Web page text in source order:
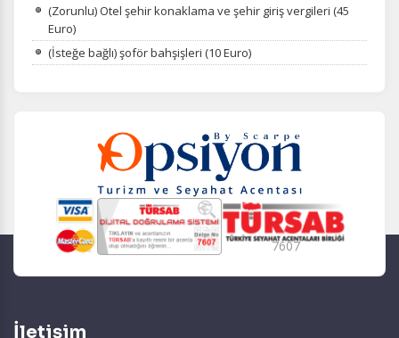
(Zorunlu) Otel şehir konaklama ve şehir giriş vergileri (45
Euro)
(İsteğe bağlı) şoför bahşişleri (10 Euro)
7607
İletişim